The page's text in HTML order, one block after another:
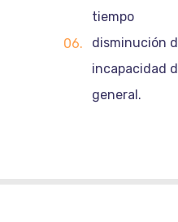
tiempo
disminución
incapacidad
general.